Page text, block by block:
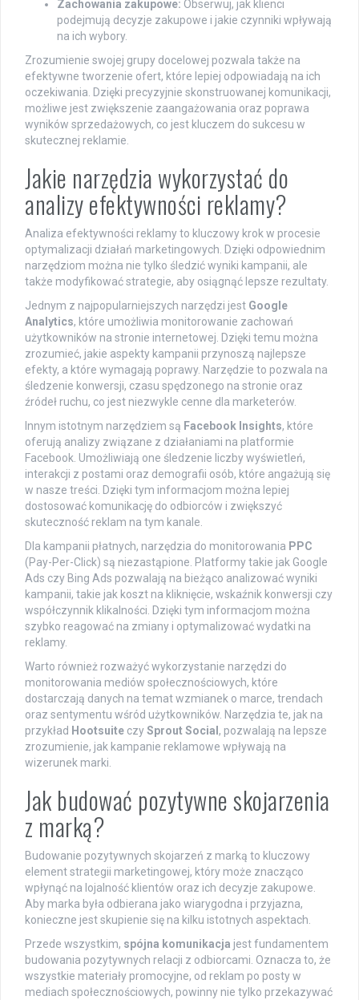
Zachowania zakupowe: Obserwuj, jak klienci
podejmują decyzje zakupowe i jakie czynniki wpływają
na ich wybory.
Zrozumienie swojej grupy docelowej pozwala także na
efektywne tworzenie ofert, które lepiej odpowiadają na ich
oczekiwania. Dzięki precyzyjnie skonstruowanej komunikacji,
możliwe jest zwiększenie zaangażowania oraz poprawa
wyników sprzedażowych, co jest kluczem do sukcesu w
skutecznej reklamie.
Jakie narzędzia wykorzystać do
analizy efektywności reklamy?
Analiza efektywności reklamy to kluczowy krok w procesie
optymalizacji działań marketingowych. Dzięki odpowiednim
narzędziom można nie tylko śledzić wyniki kampanii, ale
także modyfikować strategie, aby osiągnąć lepsze rezultaty.
Jednym z najpopularniejszych narzędzi jest Google
Analytics, które umożliwia monitorowanie zachowań
użytkowników na stronie internetowej. Dzięki temu można
zrozumieć, jakie aspekty kampanii przynoszą najlepsze
efekty, a które wymagają poprawy. Narzędzie to pozwala na
śledzenie konwersji, czasu spędzonego na stronie oraz
źródeł ruchu, co jest niezwykle cenne dla marketerów.
Innym istotnym narzędziem są Facebook Insights, które
oferują analizy związane z działaniami na platformie
Facebook. Umożliwiają one śledzenie liczby wyświetleń,
interakcji z postami oraz demografii osób, które angażują się
w nasze treści. Dzięki tym informacjom można lepiej
dostosować komunikację do odbiorców i zwiększyć
skuteczność reklam na tym kanale.
Dla kampanii płatnych, narzędzia do monitorowania PPC
(Pay-Per-Click) są niezastąpione. Platformy takie jak Google
Ads czy Bing Ads pozwalają na bieżąco analizować wyniki
kampanii, takie jak koszt na kliknięcie, wskaźnik konwersji czy
współczynnik klikalności. Dzięki tym informacjom można
szybko reagować na zmiany i optymalizować wydatki na
reklamy.
Warto również rozważyć wykorzystanie narzędzi do
monitorowania mediów społecznościowych, które
dostarczają danych na temat wzmianek o marce, trendach
oraz sentymentu wśród użytkowników. Narzędzia te, jak na
przykład Hootsuite czySprout Social , pozwalają na lepsze
zrozumienie, jak kampanie reklamowe wpływają na
wizerunek marki.
Jak budować pozytywne skojarzenia
z marką?
Budowanie pozytywnych skojarzeń z marką to kluczowy
element strategii marketingowej, który może znacząco
wpłynąć na lojalność klientów oraz ich decyzje zakupowe.
Aby marka była odbierana jako wiarygodna i przyjazna,
konieczne jest skupienie się na kilku istotnych aspektach.
Przede wszystkim, spójna komunikacja jest fundamentem
budowania pozytywnych relacji z odbiorcami. Oznacza to, że
wszystkie materiały promocyjne, od reklam po posty w
mediach społecznościowych, powinny nie tylko przekazywać